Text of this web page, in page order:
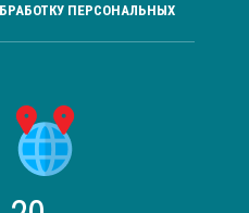
ПЕРСОНАЛЬНЫХ